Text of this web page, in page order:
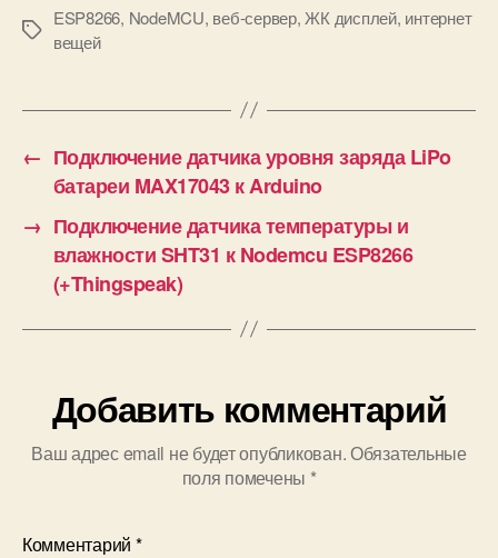
NodeMCU
ESP8266 и
М
ESP8266, NodeMCU, веб-сервер, ЖК дисплей, интернет
вещей
← Подключение датчика уровня заряда LiPo
батареи MAX17043 к Arduino
→ Подключение датчика температуры и
влажности SHT31 к Nodemcu ESP8266
(+Thingspeak)
Добавить комментарий
Ваш адрес email не будет опубликован.Обязательные
поля помечены *
Комментарий *